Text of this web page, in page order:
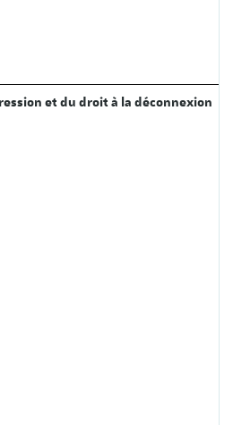
et du droit à la déconnexion